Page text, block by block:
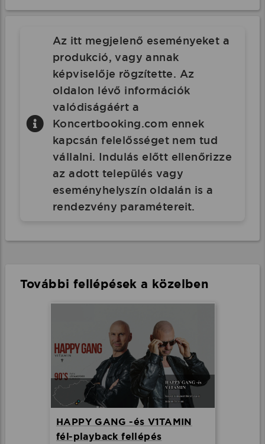
Az itt megjelenő eseményeket a
produkció, vagy annak
képviselője rögzítette. Az
oldalon lévő információk
valódiságáért a
Koncertbooking.com ennek
kapcsán felelősséget nem tud
vállalni. Indulás előtt ellenőrizze
az adott település vagy
eseményhelyszín oldalán is a
rendezvény paramétereit.
További fellépések a közelben
HAPPY GANG -és V1TAMIN
fél-playback fellépés